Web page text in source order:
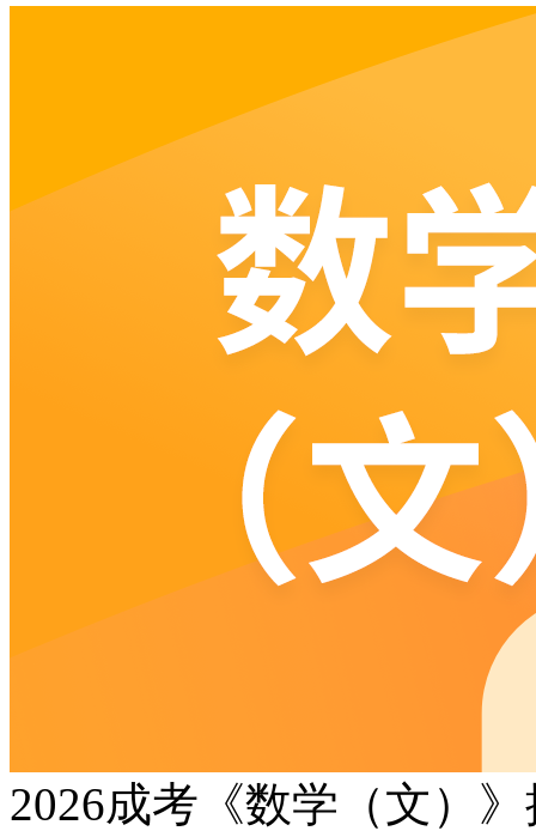
2026成考《数学（文）